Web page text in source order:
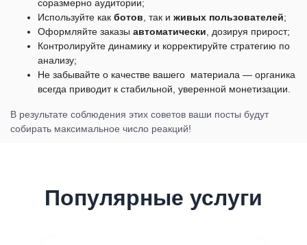
соразмерно аудитории;
Используйте как ботов , так и живых пользователей;
Оформляйте заказы автоматически , дозируя прирост;
Контролируйте динамику и корректируйте стратегию по
анализу;
Не забывайте о качестве вашего материала — органика
всегда приводит к стабильной, уверенной монетизации.
В результате соблюдения этих советов ваши посты будут
собирать максимальное число реакций!
Популярные услуги